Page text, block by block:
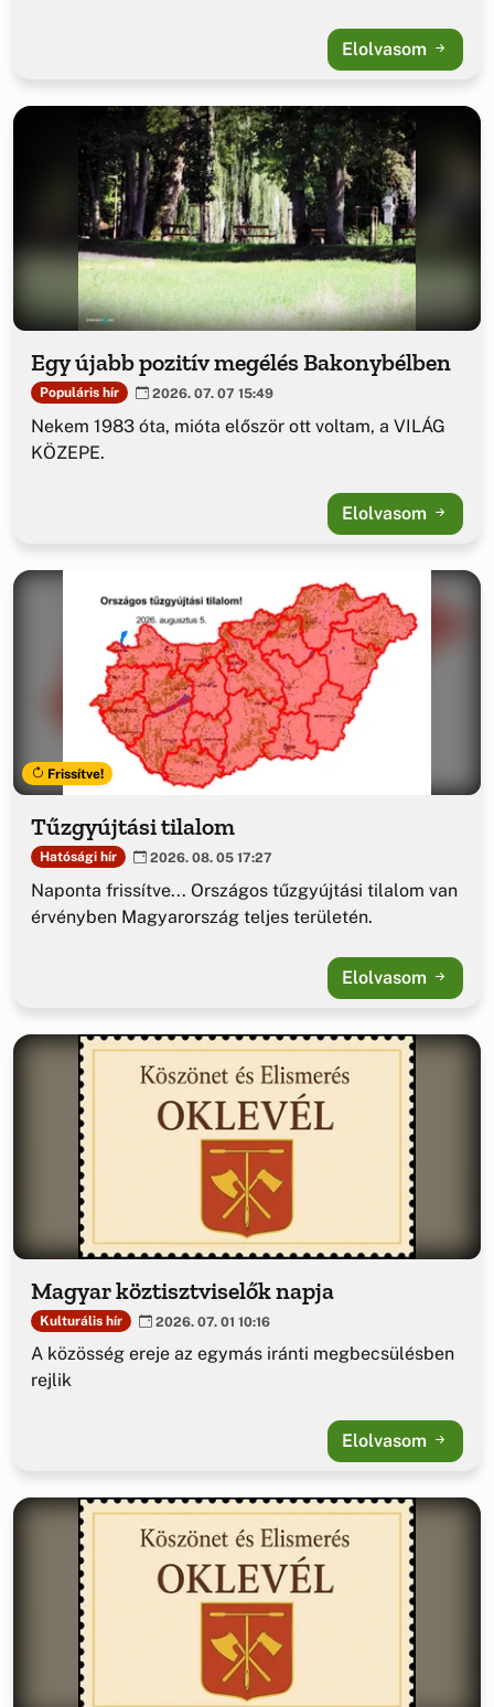
Elolvasom
Egy újabb pozitív megélés Bakonybélben
Populáris hír 2026. 07. 07 15:49
Nekem 1983 óta, mióta először ott voltam, a VILÁG
KÖZEPE.
Elolvasom
Frissítve!
Tűzgyújtási tilalom
Hatósági hír 2026. 08. 05 17:27
Naponta frissítve... Országos tűzgyújtási tilalom van
érvényben Magyarország teljes területén.
Elolvasom
Magyar köztisztviselők napja
Kulturális hír 2026. 07. 01 10:16
A közösség ereje az egymás iránti megbecsülésben
rejlik
Elolvasom